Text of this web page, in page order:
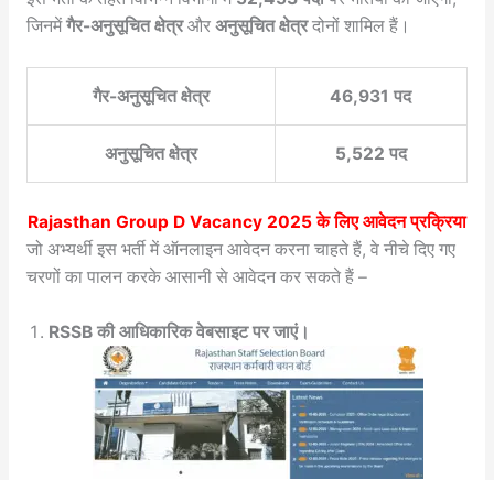
जिनमेंगैर-अनुसूचित क्षेत्रऔर अनुसूचित क्षेत्रदोनों शामिल हैं।
गैर-अनुसूचित क्षेत्र 46,931 पद
अनुसूचित क्षेत्र 5,522 पद
Rajasthan Group D Vacancy 2025 के लिए आवेदन प्रक्रिया
जो अभ्यर्थी इस भर्ती में ऑनलाइन आवेदन करना चाहते हैं, वे नीचे दिए गए
चरणों का पालन करके आसानी से आवेदन कर सकते हैं –
RSSB की आधिकारिक वेबसाइट पर जाएं।